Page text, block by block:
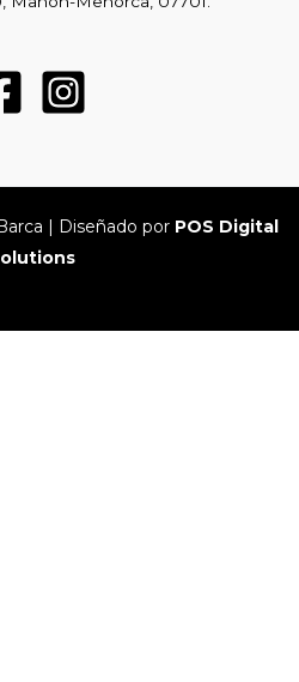
| Diseñado por POS Digital